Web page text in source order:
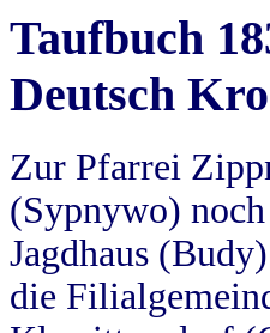
Taufbuch
Deutsch
Zur Pfarrei
(Sypnywo)
Jagdhaus
die